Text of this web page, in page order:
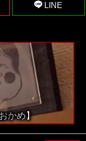
LINE
かめ】